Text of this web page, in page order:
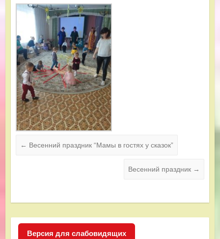
← Весенний праздник “Мамы в гостях у сказок”
Весенний праздник →
Версия для слабовидящих